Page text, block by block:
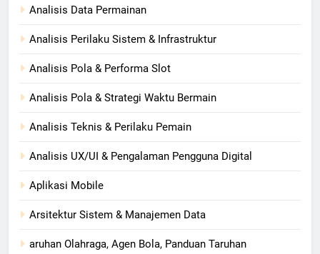
Analisis Data Permainan
Analisis Perilaku Sistem & Infrastruktur
Analisis Pola & Performa Slot
Analisis Pola & Strategi Waktu Bermain
Analisis Teknis & Perilaku Pemain
Analisis UX/UI & Pengalaman Pengguna Digital
Aplikasi Mobile
Arsitektur Sistem & Manajemen Data
aruhan Olahraga, Agen Bola, Panduan Taruhan